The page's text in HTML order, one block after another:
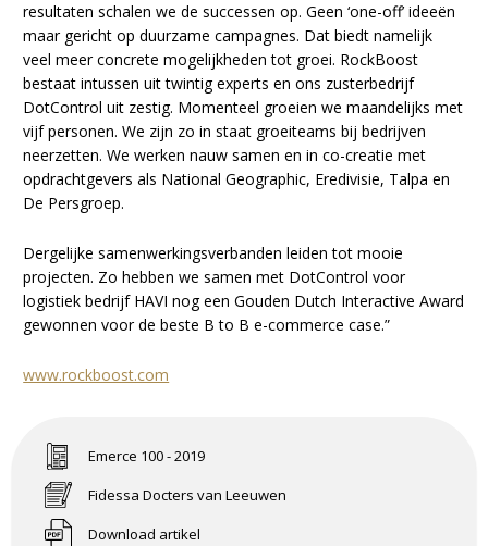
resultaten schalen we de successen op. Geen ‘one-off’ ideeën
maar gericht op duurzame campagnes. Dat biedt namelijk
veel meer concrete mogelijkheden tot groei. RockBoost
bestaat intussen uit twintig experts en ons zusterbedrijf
DotControl uit zestig. Momenteel groeien we maandelijks met
vijf personen. We zijn zo in staat groeiteams bij bedrijven
neerzetten. We werken nauw samen en in co-creatie met
opdrachtgevers als National Geographic, Eredivisie, Talpa en
De Persgroep.
Dergelijke samenwerkingsverbanden leiden tot mooie
projecten. Zo hebben we samen met DotControl voor
logistiek bedrijf HAVI nog een Gouden Dutch Interactive Award
gewonnen voor de beste B to B e-commerce case.”
www.rockboost.com
Emerce 100 - 2019
Fidessa Docters van Leeuwen
Download artikel